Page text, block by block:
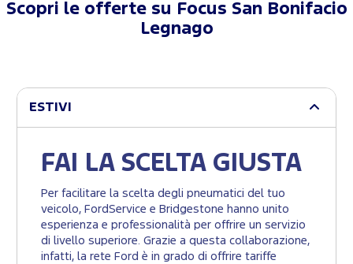
Scopri le offerte su Focus San Bonifacio
Legnago
ESTIVI
FAI LA SCELTA GIUSTA
Per facilitare la scelta degli pneumatici del tuo
veicolo, FordService e Bridgestone hanno unito
esperienza e professionalità per offrire un servizio
di livello superiore. Grazie a questa collaborazione,
infatti, la rete Ford è in grado di offrire tariffe